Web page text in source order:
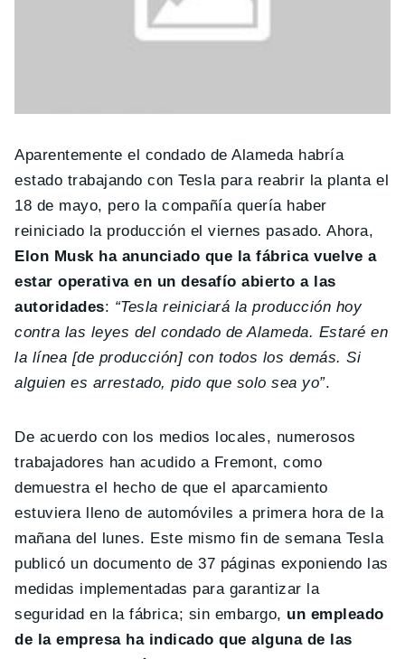
Aparentemente el condado de Alameda habría
estado trabajando con Tesla para reabrir la planta el
18 de mayo, pero la compañía quería haber
reiniciado la producción el viernes pasado. Ahora,
Elon Musk ha anunciado que la fábrica vuelve a
estar operativa en un desafío abierto a las
autoridades: “Tesla reiniciará la producción hoy
contra las leyes del condado de Alameda. Estaré en
la línea [de producción] con todos los demás. Si
alguien es arrestado, pido que solo sea yo”.
De acuerdo con los medios locales, numerosos
trabajadores han acudido a Fremont, como
demuestra el hecho de que el aparcamiento
estuviera lleno de automóviles a primera hora de la
mañana del lunes. Este mismo fin de semana Tesla
publicó un documento de 37 páginas exponiendo las
medidas implementadas para garantizar la
seguridad en la fábrica; sin embargo, un empleado
de la empresa ha indicado que alguna de las